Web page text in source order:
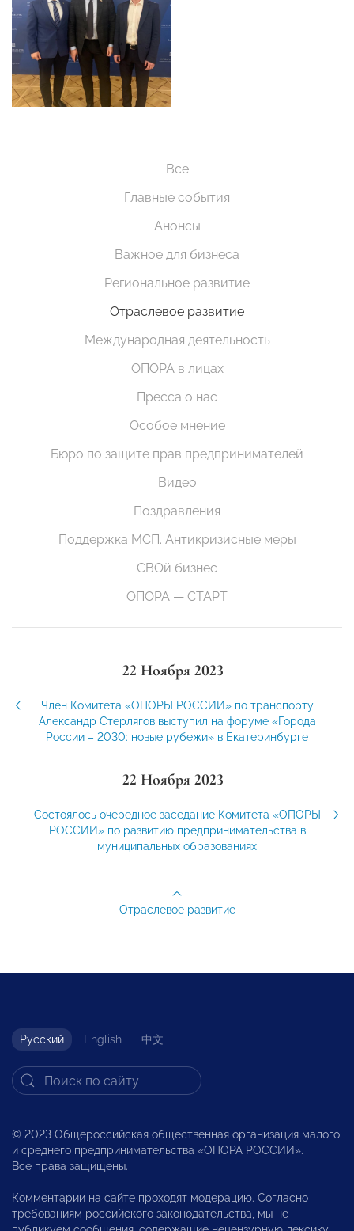
Все
Главные события
Анонсы
Важное для бизнеса
Региональное развитие
Отраслевое развитие
Международная деятельность
ОПОРА в лицах
Пресса о нас
Особое мнение
Бюро по защите прав предпринимателей
Видео
Поздравления
Поддержка МСП. Антикризисные меры
СВОй бизнес
ОПОРА — СТАРТ
22 Ноября 2023
Член Комитета «ОПОРЫ РОССИИ» по транспорту
Александр Стерлягов выступил на форуме «Города
России – 2030: новые рубежи» в Екатеринбурге
22 Ноября 2023
Состоялось очередное заседание Комитета «ОПОРЫ
РОССИИ» по развитию предпринимательства в
муниципальных образованиях
Отраслевое развитие
Русский English 中文
© 2023 Общероссийская общественная организация малого
и среднего предпринимательства «ОПОРА РОССИИ».
Все права защищены.
Комментарии на сайте проходят модерацию. Согласно
требованиям российского законодательства, мы не